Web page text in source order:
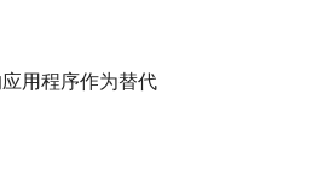
用程序作为替代